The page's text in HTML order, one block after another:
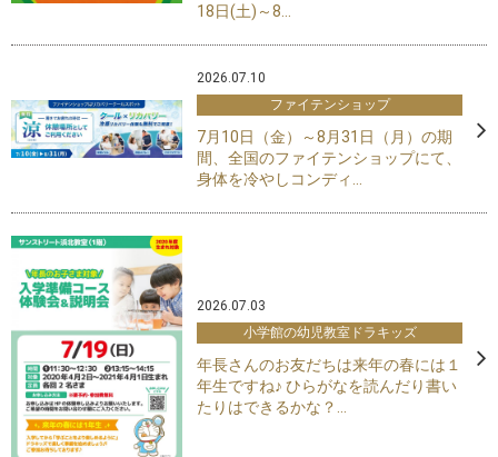
18日(土)～8...
2026.07.10
ファイテンショップ
7月10日（金）～8月31日（月）の期
間、全国のファイテンショップにて、
身体を冷やしコンディ...
2026.07.03
小学館の幼児教室ドラキッズ
年長さんのお友だちは来年の春には１
年生ですね♪ ひらがなを読んだり書い
たりはできるかな？...